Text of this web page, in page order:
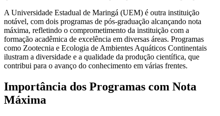
A Universidade Estadual de Maringá (UEM) é outra instituição
notável, com dois programas de pós-graduação alcançando nota
máxima, refletindo o comprometimento da instituição com a
formação acadêmica de excelência em diversas áreas. Programas
como Zootecnia e Ecologia de Ambientes Aquáticos Continentais
ilustram a diversidade e a qualidade da produção científica, que
contribui para o avanço do conhecimento em várias frentes.
Importância dos Programas com Nota
Máxima